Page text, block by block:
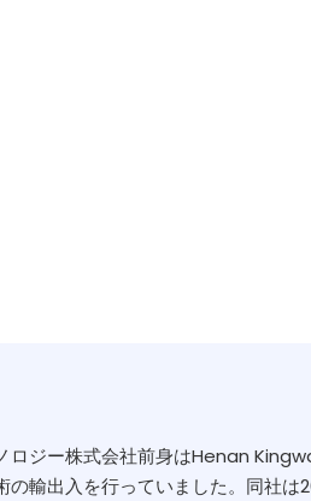
ロジー株式会社前身はHenan
の輸出入を行っていました。同社は